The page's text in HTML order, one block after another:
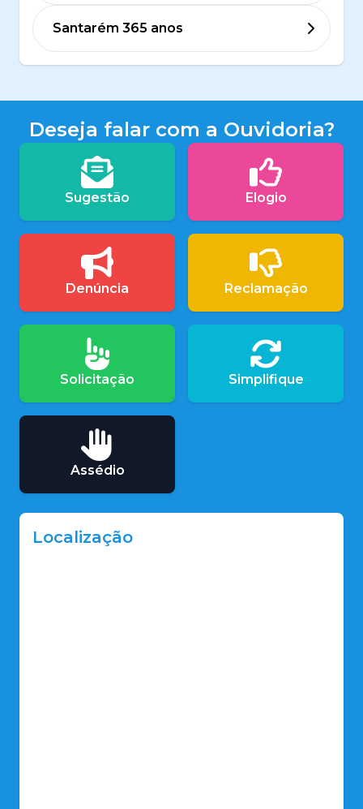
Santarém 365 anos
Deseja falar com a Ouvidoria?
Sugestão Elogio
Denúncia Reclamação
Solicitação Simplifique
Assédio
Localização